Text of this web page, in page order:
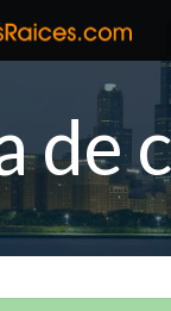
de